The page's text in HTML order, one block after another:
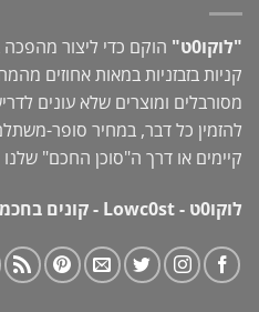
"לוקו0ט"
הוקם כדי ליצור
קניות בזבזניות במאות אחוזים
מסורבלים ומוצרים שלא עונים
להזמין כל דבר, במחיר סופר-
קיימים או דרך ה"סוכן החכם" שלנו
לוקו0ט - Lowc0st - קונים בחכמה באינטרנט!